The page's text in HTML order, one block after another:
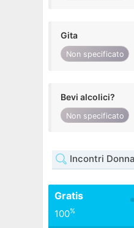
Gita
Non specificato
Bevi alcolici?
Non specificato
Incontri
Gratis
100%